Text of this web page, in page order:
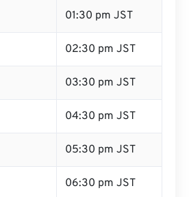
01:30 pm JST
02:30 pm JST
03:30 pm JST
04:30 pm JST
05:30 pm JST
06:30 pm JST